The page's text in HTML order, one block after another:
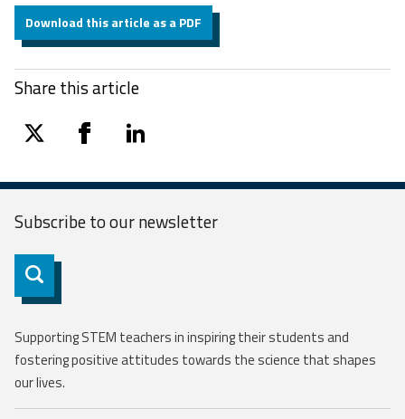
Download this article as a PDF
Share this article
twitter facebooklinkedin
Subscribe to ournewsletter
Subscribe
Supporting STEM teachers in inspiring their students and
fostering positive attitudes towards the science that shapes
our lives.